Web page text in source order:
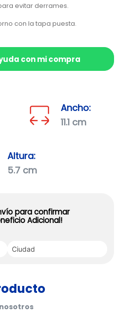
evitar derrames.
con la tapa puesta.
con mi compra
Ancho:
11.1 cm
Altura:
5.7 cm
para confirmar
Adicional!